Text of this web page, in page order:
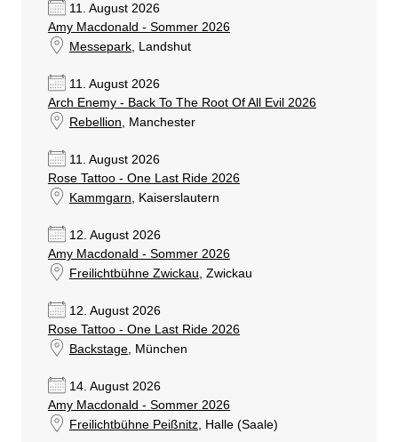
11. August 2026
Amy Macdonald - Sommer 2026
Messepark, Landshut
11. August 2026
Arch Enemy - Back To The Root Of All Evil 2026
Rebellion , Manchester
11. August 2026
Rose Tattoo - One Last Ride 2026
Kammgarn , Kaiserslautern
12. August 2026
Amy Macdonald - Sommer 2026
Freilichtbühne Zwickau , Zwickau
12. August 2026
Rose Tattoo - One Last Ride 2026
Backstage, München
14. August 2026
Amy Macdonald - Sommer 2026
Freilichtbühne Peißnitz, Halle (Saale)